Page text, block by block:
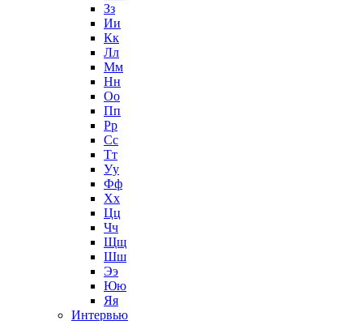
Зз
Ии
Кк
Лл
Мм
Нн
Оо
Пп
Рр
Сс
Тт
Уу
Фф
Хх
Цц
Чч
Щщ
Шш
Ээ
Юю
Яя
Интервью